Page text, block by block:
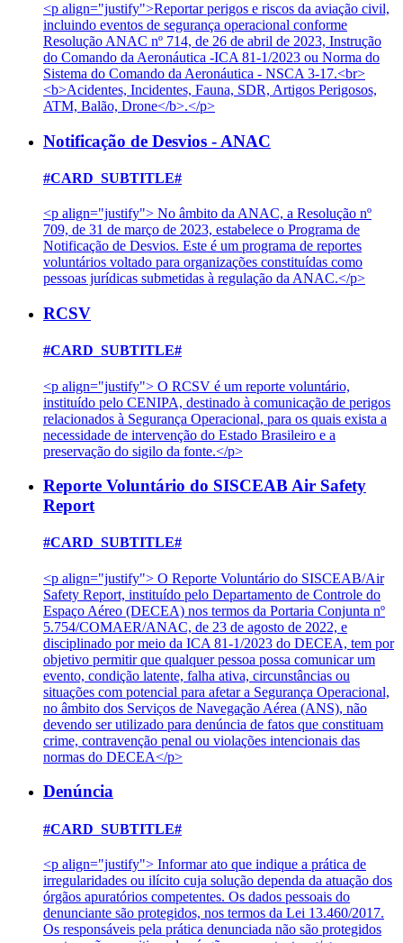
<p align="justify">Reportar perigos e riscos da aviação civil,
incluindo eventos de segurança operacional conforme
Resolução ANAC nº 714, de 26 de abril de 2023, Instrução
do Comando da Aeronáutica -ICA 81-1/2023 ou Norma do
Sistema do Comando da Aeronáutica - NSCA 3-17.<br>
<b>Acidentes, Incidentes, Fauna, SDR, Artigos Perigosos,
ATM, Balão, Drone</b>.</p>
Notificação de Desvios - ANAC
#CARD_SUBTITLE#
<p align="justify"> No âmbito da ANAC, a Resolução nº
709, de 31 de março de 2023, estabelece o Programa de
Notificação de Desvios. Este é um programa de reportes
voluntários voltado para organizações constituídas como
pessoas jurídicas submetidas à regulação da ANAC.</p>
RCSV
#CARD_SUBTITLE#
<p align="justify"> O RCSV é um reporte voluntário,
instituído pelo CENIPA, destinado à comunicação de perigos
relacionados à Segurança Operacional, para os quais exista a
necessidade de intervenção do Estado Brasileiro e a
preservação do sigilo da fonte.</p>
Reporte Voluntário do SISCEAB Air Safety
Report
#CARD_SUBTITLE#
<p align="justify"> O Reporte Voluntário do SISCEAB/Air
Safety Report, instituído pelo Departamento de Controle do
Espaço Aéreo (DECEA) nos termos da Portaria Conjunta nº
5.754/COMAER/ANAC, de 23 de agosto de 2022, e
disciplinado por meio da ICA 81-1/2023 do DECEA, tem por
objetivo permitir que qualquer pessoa possa comunicar um
evento, condição latente, falha ativa, circunstâncias ou
situações com potencial para afetar a Segurança Operacional,
no âmbito dos Serviços de Navegação Aérea (ANS), não
devendo ser utilizado para denúncia de fatos que constituam
crime, contravenção penal ou violações intencionais das
normas do DECEA</p>
Denúncia
#CARD_SUBTITLE#
<p align="justify"> Informar ato que indique a prática de
irregularidades ou ilícito cuja solução dependa da atuação dos
órgãos apuratórios competentes. Os dados pessoais do
denunciante são protegidos, nos termos da Lei 13.460/2017.
Os responsáveis pela prática denunciada não são protegidos